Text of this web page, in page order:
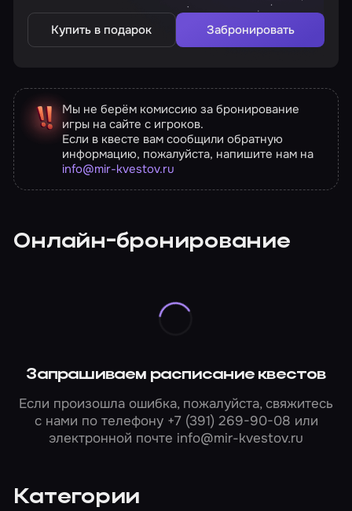
Купить в подарок Забронировать
Мы не берём комиссию за бронирование
игры на сайте с игроков.
Если в квесте вам сообщили обратную
информацию, пожалуйста, напишите нам на
info@mir-kvestov.ru
Онлайн-бронирование
Запрашиваем расписание квестов
Если произошла ошибка, пожалуйста, свяжитесь
с нами по телефону +7 (391) 269-90-08 или
электронной почте info@mir-kvestov.ru
Категории